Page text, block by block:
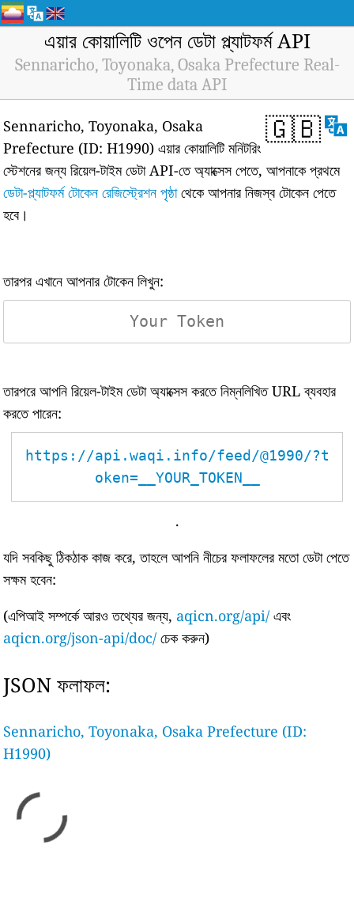
এয়ার কোয়ালিটি ওপেন ডেটা প্ল্যাটফর্ম API
Sennaricho, Toyonaka, Osaka Prefecture Real-
Time data API
🇬🇧
Sennaricho, Toyonaka, Osaka
Prefecture (ID: H1990) এয়ার কোয়ালিটি মনিটরিং
স্টেশনের জন্য রিয়েল-টাইম ডেটা API-তে অ্যাক্সেস পেতে, আপনাকে প্রথমে
ডেটা-প্ল্যাটফর্ম টোকেন রেজিস্ট্রেশন পৃষ্ঠাথেকে আপনার নিজস্ব টোকেন পেতে
হবে।
তারপর এখানে আপনার টোকেন লিখুন:
তারপরে আপনি রিয়েল-টাইম ডেটা অ্যাক্সেস করতে নিম্নলিখিত URL ব্যবহার
করতে পারেন:
https://api.waqi.info/feed/@1990/?t
oken=__YOUR_TOKEN__
.
যদি সবকিছু ঠিকঠাক কাজ করে, তাহলে আপনি নীচের ফলাফলের মতো ডেটা পেতে
সক্ষম হবেন:
(এপিআই সম্পর্কে আরও তথ্যের জন্য, aqicn.org/api/ এবং
aqicn.org/json-api/doc/ চেক করুন)
JSON ফলাফল:
Sennaricho, Toyonaka, Osaka Prefecture (ID:
H1990)